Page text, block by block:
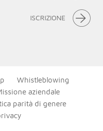
ISCRIZIONE
Whistleblowing
aziendale
parità di genere